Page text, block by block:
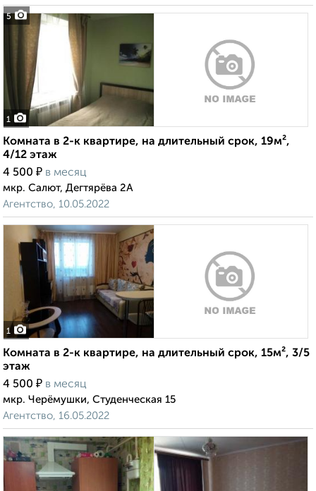
5
1
Комната в 2-к квартире, на длительный срок, 19м²,
4/12 этаж
4 500 ₽ в месяц
мкр. Салют, Дегтярёва 2А
Агентство, 10.05.2022
1
Комната в 2-к квартире, на длительный срок, 15м², 3/5
этаж
4 500 ₽ в месяц
мкр. Черёмушки, Студенческая 15
Агентство, 16.05.2022